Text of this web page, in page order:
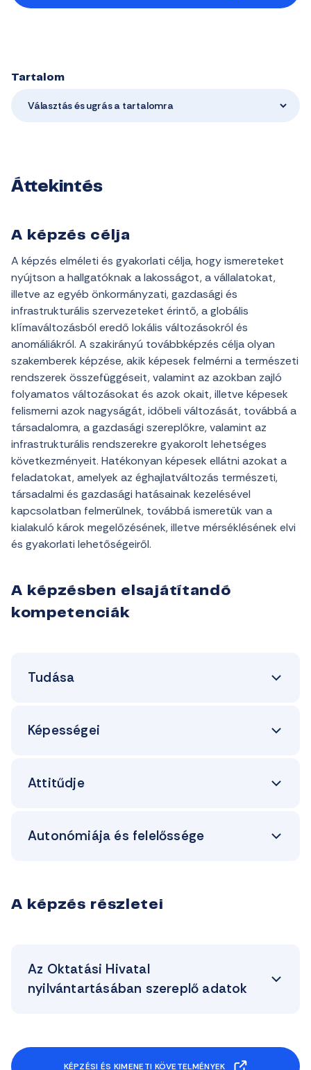
Tartalom
Választás és ugrás a tartalomra
Áttekintés
A képzés célja
A képzés elméleti és gyakorlati célja, hogy ismereteket
nyújtson a hallgatóknak a lakosságot, a vállalatokat,
illetve az egyéb önkormányzati, gazdasági és
infrastrukturális szervezeteket érintő, a globális
klímaváltozásból eredő lokális változásokról és
anomáliákról. A szakirányú továbbképzés célja olyan
szakemberek képzése, akik képesek felmérni a természeti
rendszerek összefüggéseit, valamint az azokban zajló
folyamatos változásokat és azok okait, illetve képesek
felismerni azok nagyságát, időbeli változását, továbbá a
társadalomra, a gazdasági szereplőkre, valamint az
infrastrukturális rendszerekre gyakorolt lehetséges
következményeit. Hatékonyan képesek ellátni azokat a
feladatokat, amelyek az éghajlatváltozás természeti,
társadalmi és gazdasági hatásainak kezelésével
kapcsolatban felmerülnek, továbbá ismeretük van a
kialakuló károk megelőzésének, illetve mérséklésének elvi
és gyakorlati lehetőségeiről.
A képzésben elsajátítandó
kompetenciák
Tudása
Képességei
Attitűdje
Autonómiája és felelőssége
A képzés részletei
Az Oktatási Hivatal
nyilvántartásában szereplő adatok
KÉPZÉSI ÉS KIMENETI KÖVETELMÉNYEK